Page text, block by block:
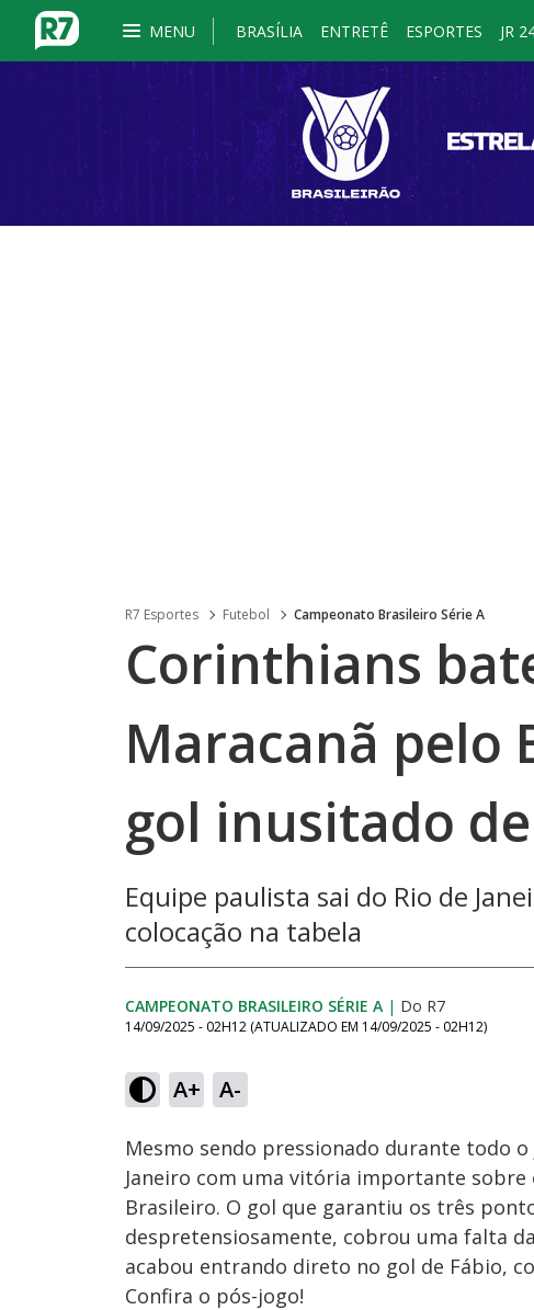
MENU BRASÍLIA ENTRETÊ ESPORTES JR
R7 Esportes Futebol Campeonato Brasileiro Série A
Corinthians
Maracanã pelo
gol inusitado
Equipe paulista sai do Rio de
colocação na tabela
CAMPEONATO BRASILEIRO SÉRIE A | Do R7
14/09/2025 - 02H12 (ATUALIZADO EM 14/09/2025 - 02H12)
A+ A-
Ativar
Som
4.41%
Mesmo sendo pressionado durante todo o
Janeiro com uma vitória importante sobre
Brasileiro. O gol que garantiu os três
despretensiosamente, cobrou uma falta
acabou entrando direto no gol de Fábio,
Confira o pós-jogo!